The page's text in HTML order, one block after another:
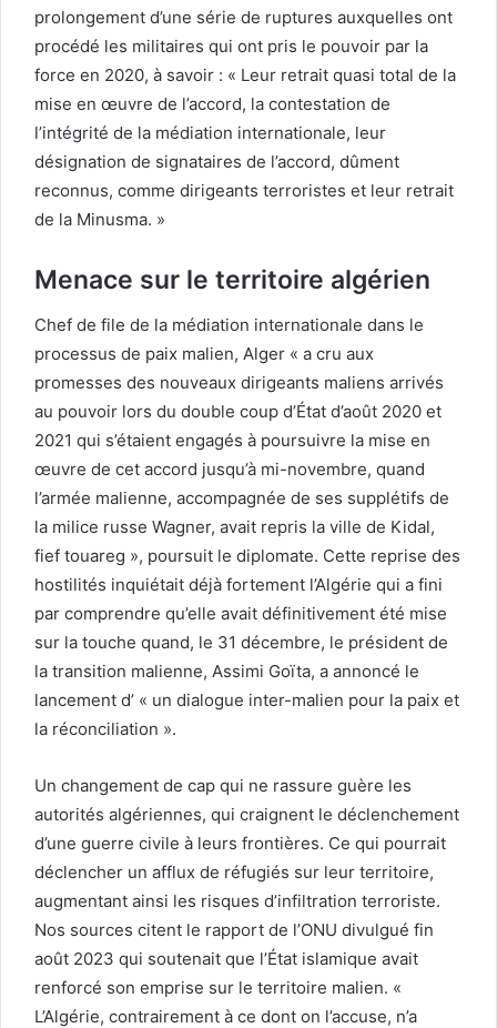
prolongement d’une série de ruptures auxquelles ont
procédé les militaires qui ont pris le pouvoir par la
force en 2020, à savoir : « Leur retrait quasi total de la
mise en œuvre de l’accord, la contestation de
l’intégrité de la médiation internationale, leur
désignation de signataires de l’accord, dûment
reconnus, comme dirigeants terroristes et leur retrait
de la Minusma. »
Menace sur le territoire algérien
Chef de file de la médiation internationale dans le
processus de paix malien, Alger « a cru aux
promesses des nouveaux dirigeants maliens arrivés
au pouvoir lors du double coup d’État d’août 2020 et
2021 qui s’étaient engagés à poursuivre la mise en
œuvre de cet accord jusqu’à mi-novembre, quand
l’armée malienne, accompagnée de ses supplétifs de
la milice russe Wagner, avait repris la ville de Kidal,
fief touareg », poursuit le diplomate. Cette reprise des
hostilités inquiétait déjà fortement l’Algérie qui a fini
par comprendre qu’elle avait définitivement été mise
sur la touche quand, le 31 décembre, le président de
la transition malienne, Assimi Goïta, a annoncé le
lancement d’ « un dialogue inter-malien pour la paix et
la réconciliation ».
Un changement de cap qui ne rassure guère les
autorités algériennes, qui craignent le déclenchement
d’une guerre civile à leurs frontières. Ce qui pourrait
déclencher un afflux de réfugiés sur leur territoire,
augmentant ainsi les risques d’infiltration terroriste.
Nos sources citent le rapport de l’ONU divulgué fin
août 2023 qui soutenait que l’État islamique avait
renforcé son emprise sur le territoire malien. «
L’Algérie, contrairement à ce dont on l’accuse, n’a